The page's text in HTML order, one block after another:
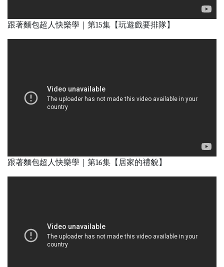
跟著麵包超人快樂學｜第15集【玩遊戲要排隊】
跟著麵包超人快樂學｜第16集【居家的禮貌】